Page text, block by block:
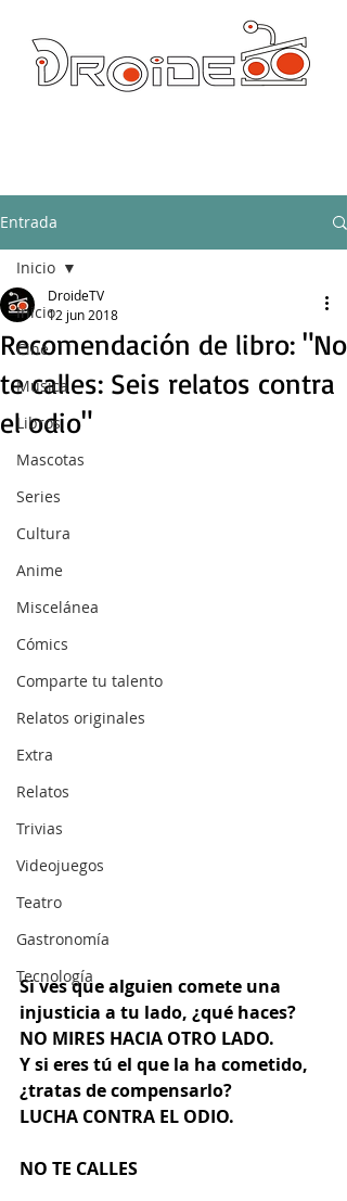
Entrada
Inicio
Cine
Música
Libros
Mascotas
Series
Cultura
Anime
Miscelánea
Cómics
Comparte tu talento
Relatos originales
Extra
Relatos
Trivias
Videojuegos
Teatro
Gastronomía
Tecnología
Inicio
Recomendación de libro: "No
te calles: Seis relatos contra
el odio"
DroideTV
12 jun 2018
Si ves que alguien comete una
injusticia a tu lado, ¿qué haces?
NO MIRES HACIA OTRO LADO.
Y si eres tú el que la ha cometido,
¿tratas de compensarlo?
LUCHA CONTRA EL ODIO.
NO TE CALLES